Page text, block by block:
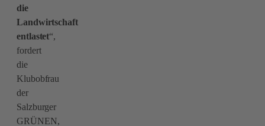
die
Landwirtschaft
entlastet“,
fordert
die
Klubobfrau
der
Salzburger
GRÜNEN,